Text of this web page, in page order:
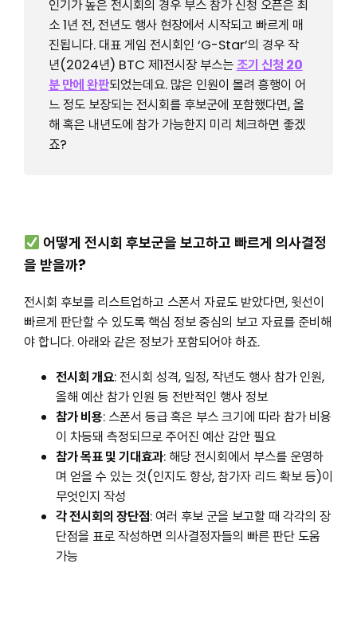
인기가 높은 전시회의 경우 부스 참가 신청 오픈은 최
소 1년 전, 전년도 행사 현장에서 시작되고 빠르게 매
진됩니다. 대표 게임 전시회인 ‘G-Star’의 경우 작
년(2024년) BTC 제1전시장 부스는조기 신청 20
분 만에 완판되었는데요. 많은 인원이 몰려 흥행이 어
느 정도 보장되는 전시회를 후보군에 포함했다면, 올
해 혹은 내년도에 참가 가능한지 미리 체크하면 좋겠
죠?
어떻게 전시회 후보군을 보고하고 빠르게 의사결정
을 받을까?
전시회 후보를 리스트업하고 스폰서 자료도 받았다면, 윗선이
빠르게 판단할 수 있도록 핵심 정보 중심의 보고 자료를 준비해
야 합니다. 아래와 같은 정보가 포함되어야 하죠.
전시회 개요: 전시회 성격, 일정, 작년도 행사 참가 인원,
올해 예산 참가 인원 등 전반적인 행사 정보
참가 비용: 스폰서 등급 혹은 부스 크기에 따라 참가 비용
이 차등돼 측정되므로 주어진 예산 감안 필요
참가 목표 및 기대효과: 해당 전시회에서 부스를 운영하
며 얻을 수 있는 것(인지도 향상, 참가자 리드 확보 등)이
무엇인지 작성
각 전시회의 장단점: 여러 후보 군을 보고할 때 각각의 장
단점을 표로 작성하면 의사결정자들의 빠른 판단 도움
가능